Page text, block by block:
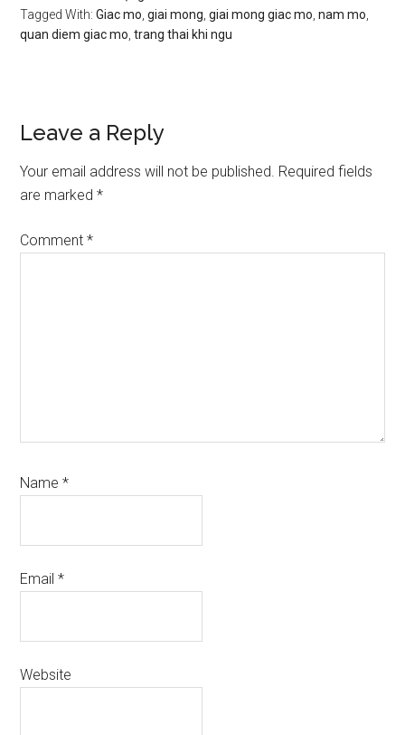
Tagged With:Giac mo ,giai mong ,giai mong giac mo ,nam mo
quan diem giac mo ,trang thai khi ngu
Reader
Interactions
Leave a Reply
Your email address will not be published. Required fields
are marked*
Comment*
Name*
Email*
Website